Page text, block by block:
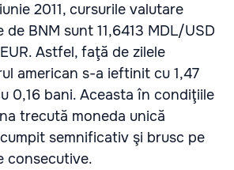
2011, cursurile valutare
BNM sunt 11,6413 MDL/USD
Astfel, faţă de zilele
american s-a ieftinit cu 1,47
0,16 bani. Aceasta în condiţiile
trecută moneda unică
semnificativ şi brusc pe
consecutive.